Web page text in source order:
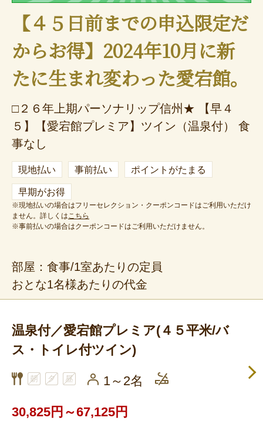
【４５日前までの申込限定だ
からお得】2024年10月に新
たに生まれ変わった愛宕館。
□２６年上期パーソナリップ信州★ 【早４
５】【愛宕館プレミア】ツイン（温泉付） 食
事なし
現地払い 事前払い ポイントがたまる
早期がお得
※現地払いの場合はフリーセレクション・クーポンコードはご利用いただけ
ません。詳しくは こちら
※事前払いの場合はクーポンコードはご利用いただけません。
部屋：食事/1室あたりの定員
おとな1名様あたりの代金
温泉付／愛宕館プレミア(４５平米/バ
ス・トイレ付ツイン)
1～2名
30,825円～67,125円
フリーセレクションをご利用いただけない商品
JR回数券類、ギフト券、外国通貨、直接契約型宿泊プラン、土
い商品
せん。